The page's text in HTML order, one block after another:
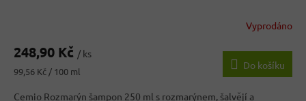
Vyprodáno
248,90 Kč / ks
Měrná
99,56 Kč / 100 ml
Do košíku
Cemio Rozmarýn šampon 250 ml s rozmarýnem, šalvějí a